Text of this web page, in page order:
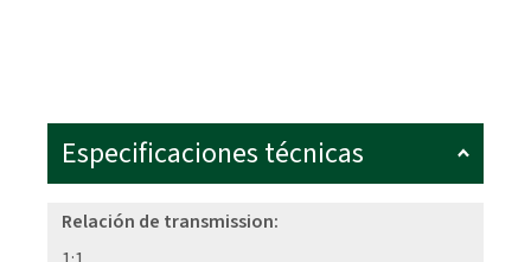
Especificaciones técnicas
Relación de transmission: